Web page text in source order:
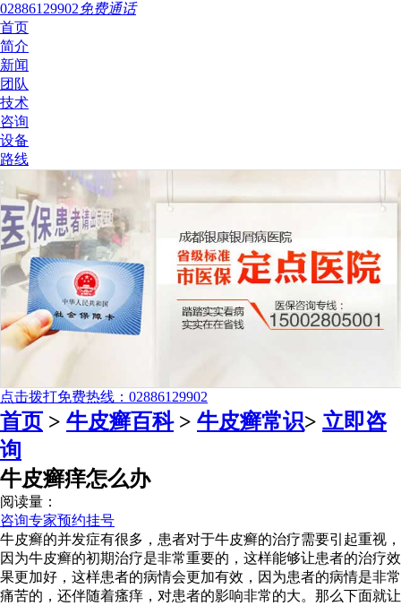
02886129902免费通话
首页
简介
新闻
团队
技术
咨询
设备
路线
点击拨打免费热线：02886129902
首页 > 牛皮癣百科> 牛皮癣常识> 立即咨
询
牛皮癣痒怎么办
阅读量：
咨询专家预约挂号
牛皮癣的并发症有很多，患者对于牛皮癣的治疗需要引起重视，
因为牛皮癣的初期治疗是非常重要的，这样能够让患者的治疗效
果更加好，这样患者的病情会更加有效，因为患者的病情是非常
痛苦的，还伴随着瘙痒，对患者的影响非常的大。那么下面就让